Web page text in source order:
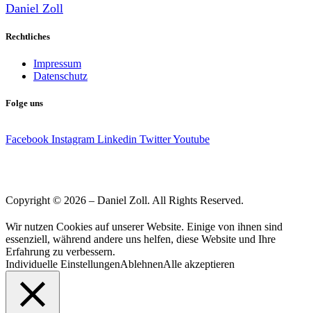
Daniel Zoll
Rechtliches
Impressum
Datenschutz
Folge uns
Facebook Instagram Linkedin TwitterYoutube
Copyright © 2026 – Daniel Zoll. All Rights Reserved.
Wir nutzen Cookies auf unserer Website. Einige von ihnen sind
essenziell, während andere uns helfen, diese Website und Ihre
Erfahrung zu verbessern.
Individuelle EinstellungenAblehnenAlle akzeptieren